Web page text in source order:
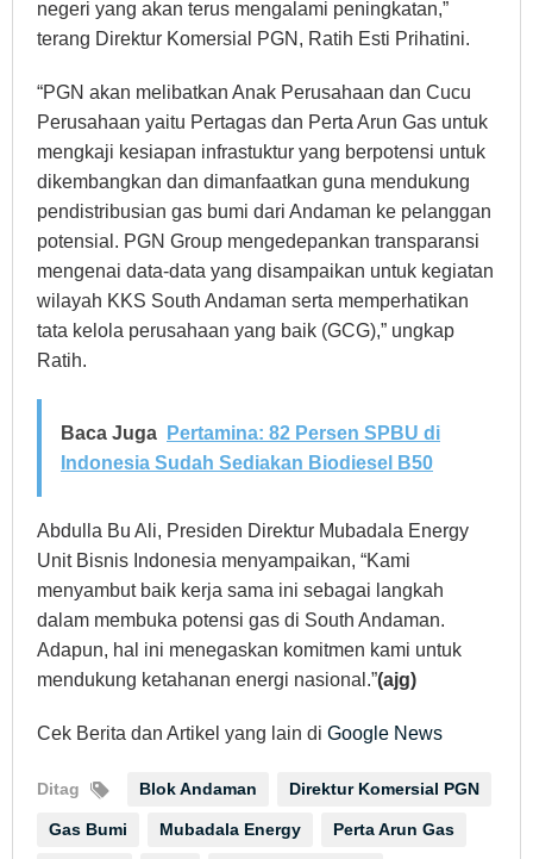
negeri yang akan terus mengalami peningkatan,”
terang Direktur Komersial PGN, Ratih Esti Prihatini.
“PGN akan melibatkan Anak Perusahaan dan Cucu
Perusahaan yaitu Pertagas dan Perta Arun Gas untuk
mengkaji kesiapan infrastuktur yang berpotensi untuk
dikembangkan dan dimanfaatkan guna mendukung
pendistribusian gas bumi dari Andaman ke pelanggan
potensial. PGN Group mengedepankan transparansi
mengenai data-data yang disampaikan untuk kegiatan
wilayah KKS South Andaman serta memperhatikan
tata kelola perusahaan yang baik (GCG),” ungkap
Ratih.
Baca Juga
Pertamina: 82 Persen SPBU di
Indonesia Sudah Sediakan Biodiesel B50
Abdulla Bu Ali, Presiden Direktur Mubadala Energy
Unit Bisnis Indonesia menyampaikan, “Kami
menyambut baik kerja sama ini sebagai langkah
dalam membuka potensi gas di South Andaman.
Adapun, hal ini menegaskan komitmen kami untuk
mendukung ketahanan energi nasional.”(ajg)
Cek Berita dan Artikel yang lain di Google News
Ditag Blok Andaman Direktur Komersial PGN
Gas Bumi Mubadala Energy Perta Arun Gas